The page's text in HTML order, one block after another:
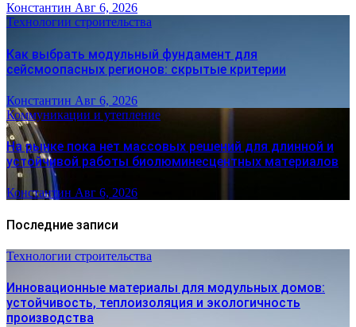
Константин Авг 6, 2026
Технологии строительства
Как выбрать модульный фундамент для
сейсмоопасных регионов: скрытые критерии
Константин Авг 6, 2026
Коммуникации и утепление
На рынке пока нет массовых решений для длинной и
устойчивой работы биолюминесцентных материалов
Константин Авг 6, 2026
Последние записи
Технологии строительства
Инновационные материалы для модульных домов:
устойчивость, теплоизоляция и экологичность
производства